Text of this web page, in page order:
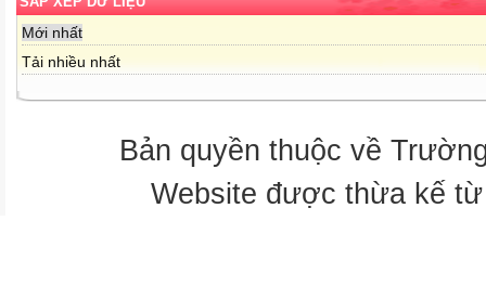
Mới nhất
Tải nhiều nhất
Bản quyền thuộc về
Website được thừa kế